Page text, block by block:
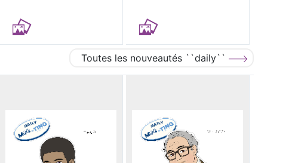
Toutes les nouveautés ``daily``